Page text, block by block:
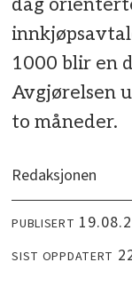
dag
1000 blir en
Avgjørelsen
to måneder.
Redaksjonen
PUBLISERT
SIST OPPDATERT